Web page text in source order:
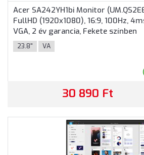
Acer SA242YH1bi Monitor
FullHD (1920x1080), 16:9, 100Hz,
VGA, 2 év garancia, Fekete színben
23.8" VA
30 890 Ft